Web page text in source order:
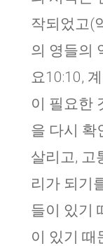
작되었고(
의 영들의
요10:10,
이 필요한
을 다시 확
살리고, 고
리가 되기
들이 있기
이 있기 때